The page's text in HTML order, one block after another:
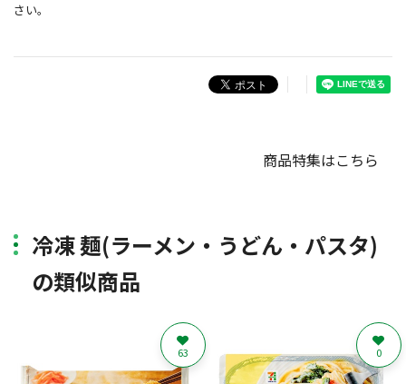
さい。
商品特集はこちら
冷凍 麺(ラーメン・うどん・パスタ)
の類似商品
63 0